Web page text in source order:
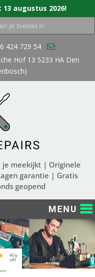
424 729 54
Hof 13 5233 HA Den
je meekijkt | Originele
garantie | Gratis
geopend
augustus 2026!